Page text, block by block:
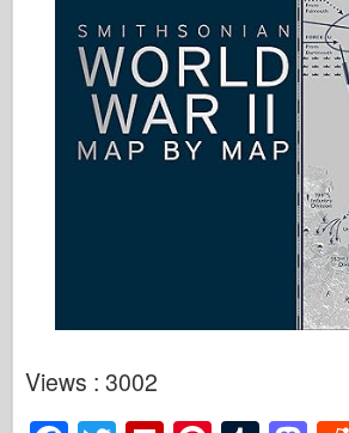
Views : 3002